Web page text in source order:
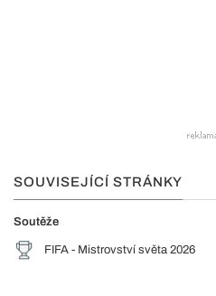
SOUVISEJÍCÍ STRÁNKY
Soutěže
FIFA - Mistrovství světa 2026